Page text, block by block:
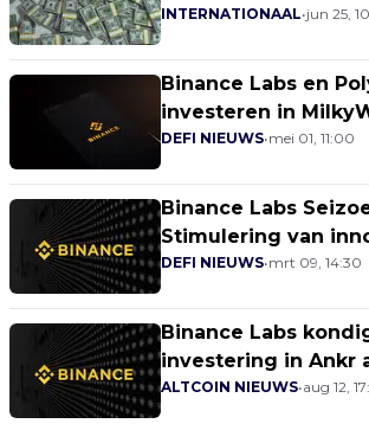
grote investering
INTERNATIONAAL•jun 25,
Binance Labs en
investeren in
DEFI NIEUWS•mei 01, 11:00
Binance Labs
Stimulering van
en cryptocurrency
DEFI NIEUWS•mrt 09, 14:30
Binance Labs
investering in Ankr
ALTCOIN NIEUWS•aug 12,